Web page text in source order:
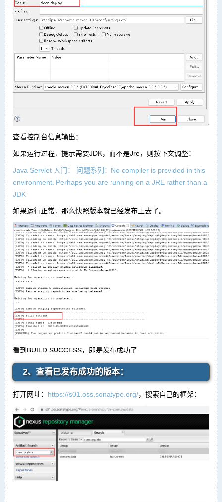
查看控制台信息输出：
如果运行过程，提示需要JDK，而不是Jre，则按下文调整：
Java Servlet 入门： 问题系列：No compiler is provided in this
environment. Perhaps you are running on a JRE rather than a
JDK
如果运行正常，那么快照版本就已经发布上去了。
看到BUILD SUCCESS，即是发布成功了
2、查看已发布成功的版本：
打开网址： https://s01.oss.sonatype.org/，搜索自己的框架：